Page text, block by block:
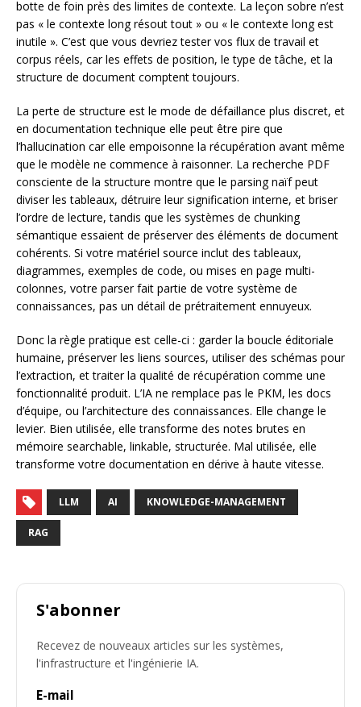
botte de foin près des limites de contexte. La leçon sobre n’est
pas « le contexte long résout tout » ou « le contexte long est
inutile ». C’est que vous devriez tester vos flux de travail et
corpus réels, car les effets de position, le type de tâche, et la
structure de document comptent toujours.
La perte de structure est le mode de défaillance plus discret, et
en documentation technique elle peut être pire que
l’hallucination car elle empoisonne la récupération avant même
que le modèle ne commence à raisonner. La recherche PDF
consciente de la structure montre que le parsing naïf peut
diviser les tableaux, détruire leur signification interne, et briser
l’ordre de lecture, tandis que les systèmes de chunking
sémantique essaient de préserver des éléments de document
cohérents. Si votre matériel source inclut des tableaux,
diagrammes, exemples de code, ou mises en page multi-
colonnes, votre parser fait partie de votre système de
connaissances, pas un détail de prétraitement ennuyeux.
Donc la règle pratique est celle-ci : garder la boucle éditoriale
humaine, préserver les liens sources, utiliser des schémas pour
l’extraction, et traiter la qualité de récupération comme une
fonctionnalité produit. L’IA ne remplace pas le PKM, les docs
d’équipe, ou l’architecture des connaissances. Elle change le
levier. Bien utilisée, elle transforme des notes brutes en
mémoire searchable, linkable, structurée. Mal utilisée, elle
transforme votre documentation en dérive à haute vitesse.
LLM AI KNOWLEDGE-MANAGEMENT
RAG
S'abonner
Recevez de nouveaux articles sur les systèmes,
l'infrastructure et l'ingénierie IA.
E-mail